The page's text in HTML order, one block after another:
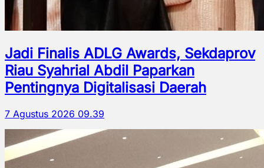
Jadi Finalis ADLG Awards, Sekdaprov
Riau Syahrial Abdil Paparkan
Pentingnya Digitalisasi Daerah
7 Agustus 2026 09.39